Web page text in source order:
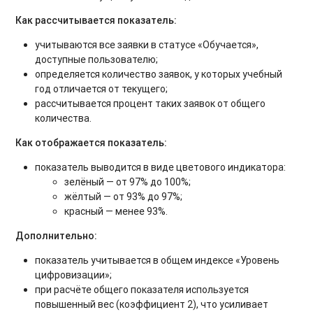
Как рассчитывается показатель:
учитываются все заявки в статусе «Обучается»,
доступные пользователю;
определяется количество заявок, у которых учебный
год отличается от текущего;
рассчитывается процент таких заявок от общего
количества.
Как отображается показатель:
показатель выводится в виде цветового индикатора:
зелёный — от 97% до 100%;
жёлтый — от 93% до 97%;
красный — менее 93%.
Дополнительно:
показатель учитывается в общем индексе «Уровень
цифровизации»;
при расчёте общего показателя используется
повышенный вес (коэффициент 2), что усиливает